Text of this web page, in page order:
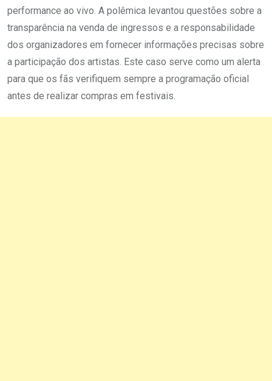
performance ao vivo. A polêmica levantou questões sobre a
transparência na venda de ingressos e a responsabilidade
dos organizadores em fornecer informações precisas sobre
a participação dos artistas. Este caso serve como um alerta
para que os fãs verifiquem sempre a programação oficial
antes de realizar compras em festivais.